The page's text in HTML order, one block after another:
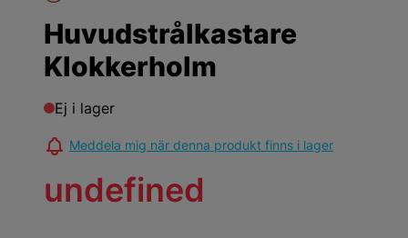
Huvudstrålkastare
Klokkerholm
Ej i lager
Meddela mig när denna produkt finns i lager
undefined